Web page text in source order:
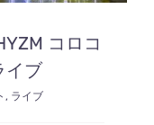
コロコ
イブ
, ライブ